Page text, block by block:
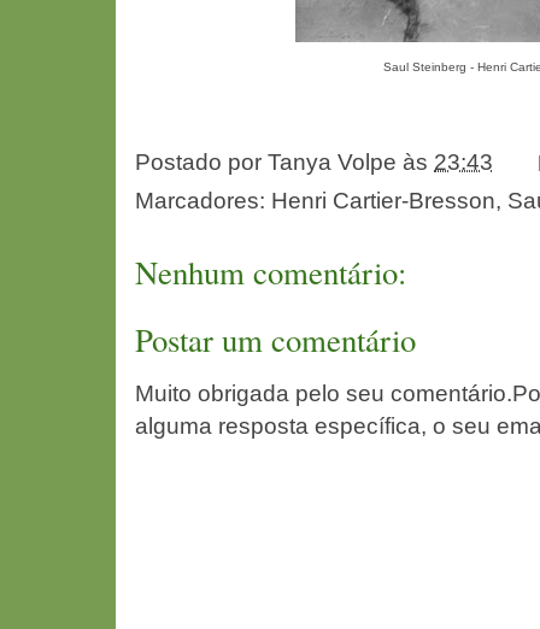
Saul Steinberg - Henri
Postado por Tanya Volpe às 23:43
Marcadores: Henri Cartier-Bresson,
Nenhum comentário:
Postar um comentário
Muito obrigada pelo seu
alguma resposta específica, o seu